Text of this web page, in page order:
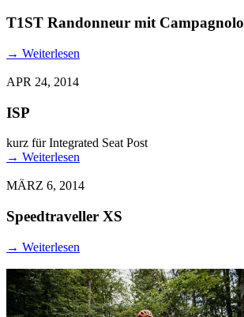
T1ST Randonneur mit Campagnolo
→ Weiterlesen
APR 24, 2014
ISP
kurz für Integrated Seat Post
→ Weiterlesen
MÄRZ 6, 2014
Speedtraveller XS
→ Weiterlesen